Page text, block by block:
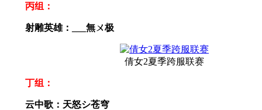
丙组：
射雕英雄：___無ㄨ极
倩女2夏季跨服联赛
丁组：
云中歌：天怒シ苍穹